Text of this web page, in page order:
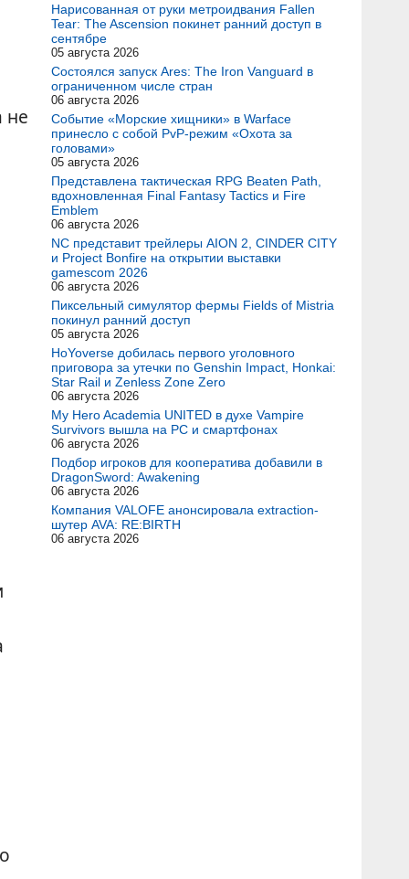
не
Нарисованная от руки метроидвания Fallen
Tear: The Ascension покинет ранний доступ в
сентябре
05 августа 2026
Состоялся запуск Ares: The Iron Vanguard в
ограниченном числе стран
06 августа 2026
Событие «Морские хищники» в Warface
принесло с собой PvP-режим «Охота за
головами»
05 августа 2026
Представлена тактическая RPG Beaten Path,
вдохновленная Final Fantasy Tactics и Fire
Emblem
06 августа 2026
NC представит трейлеры AION 2, CINDER CITY
и Project Bonfire на открытии выставки
gamescom 2026
06 августа 2026
Пиксельный симулятор фермы Fields of Mistria
покинул ранний доступ
05 августа 2026
HoYoverse добилась первого уголовного
приговора за утечки по Genshin Impact, Honkai:
Star Rail и Zenless Zone Zero
06 августа 2026
My Hero Academia UNITED в духе Vampire
Survivors вышла на PC и смартфонах
06 августа 2026
Подбор игроков для кооператива добавили в
DragonSword: Awakening
06 августа 2026
Компания VALOFE анонсировала extraction-
шутер AVA: RE:BIRTH
06 августа 2026